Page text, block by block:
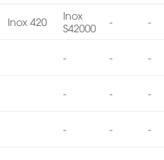
Inox 420
Inox
S42000
- -
- - -
- - -
- - -